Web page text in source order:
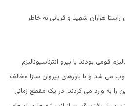
هزاران شهید و قربانی به خاطر
قومی بودند یا پیرو انترناسیونالیزم
می شد و با باورهای پیروان سازا مخالف
را به وارد می کردند. در یک مقطع زمانی